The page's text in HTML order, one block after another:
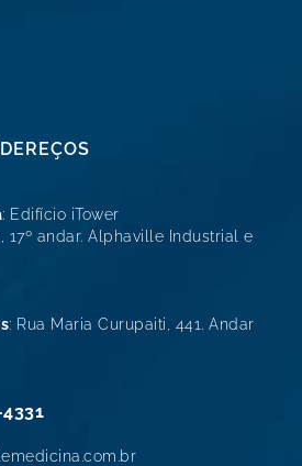
: Edifício iTower
17º andar. Alphaville Industrial e
: Rua Maria Curupaiti, 441. Andar